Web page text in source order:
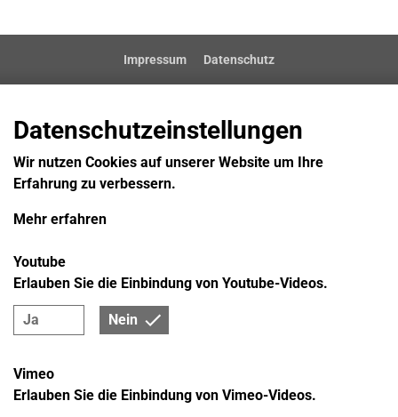
Impressum Datenschutz
Datenschutzeinstellungen
Wir nutzen Cookies auf unserer Website um Ihre
Erfahrung zu verbessern.
Mehr erfahren
Ja Nein
Youtube
Erlauben Sie die Einbindung von Youtube-Videos.
Vimeo
Erlauben Sie die Einbindung von Vimeo-Videos.